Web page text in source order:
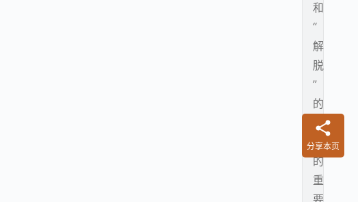
和
“
解
脱
”
的
日
子
的
重
要
分享本页